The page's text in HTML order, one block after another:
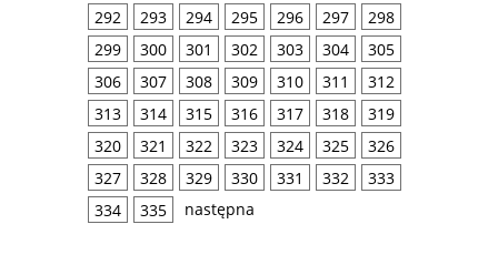
292
293 294 295 296 297
298
299
300 301 302 303 304
305
306
307 308 309 310 311
312
313
314 315 316 317 318
319
320
321 322 323 324 325
326
327
328 329 330 331 332
333
334
335 następna